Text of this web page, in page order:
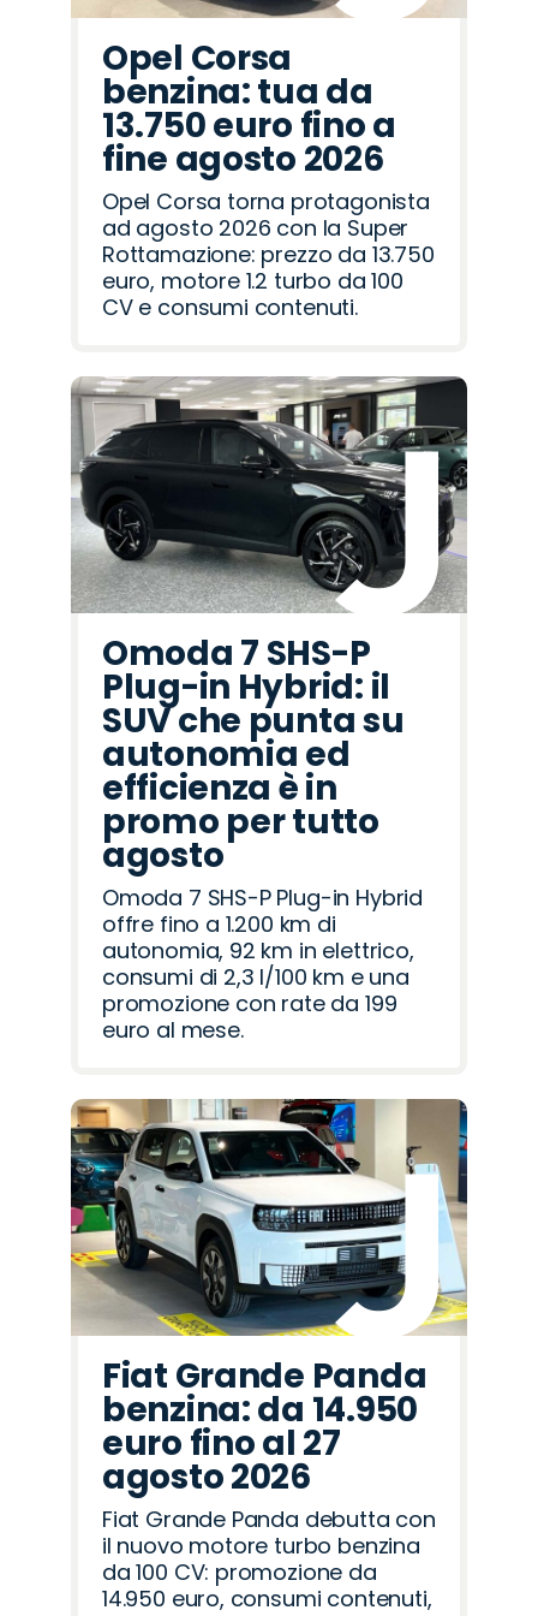
Opel Corsa
benzina: tua da
13.750 euro fino a
fine agosto 2026
Opel Corsa torna protagonista
ad agosto 2026 con la Super
Rottamazione: prezzo da 13.750
euro, motore 1.2 turbo da 100
CV e consumi contenuti.
Omoda 7 SHS-P
Plug-in Hybrid: il
SUV che punta su
autonomia ed
efficienza è in
promo per tutto
agosto
Omoda 7 SHS-P Plug-in Hybrid
offre fino a 1.200 km di
autonomia, 92 km in elettrico,
consumi di 2,3 l/100 km e una
promozione con rate da 199
euro al mese.
Fiat Grande Panda
benzina: da 14.950
euro fino al 27
agosto 2026
Fiat Grande Panda debutta con
il nuovo motore turbo benzina
da 100 CV: promozione da
14.950 euro, consumi contenuti,